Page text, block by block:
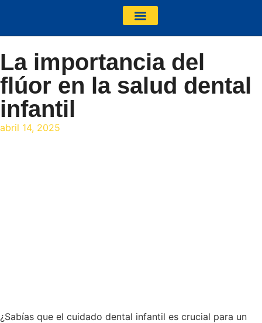
La importancia del
flúor en la salud dental
infantil
abril 14, 2025
¿Sabías que el cuidado dental infantil es crucial para un